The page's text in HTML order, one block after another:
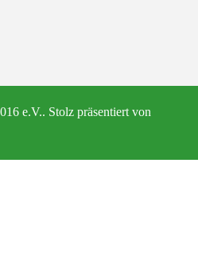
e.V.. Stolz präsentiert von